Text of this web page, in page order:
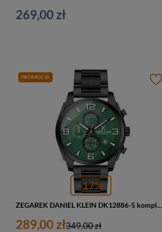
269,00 zł
PROMOCJA
-17%
ZEGAREK DANIEL KLEIN DK12886-5 komplet prezentowy zielony (zl018e) - CHRONORGAF
289,00 zł349,00 zł